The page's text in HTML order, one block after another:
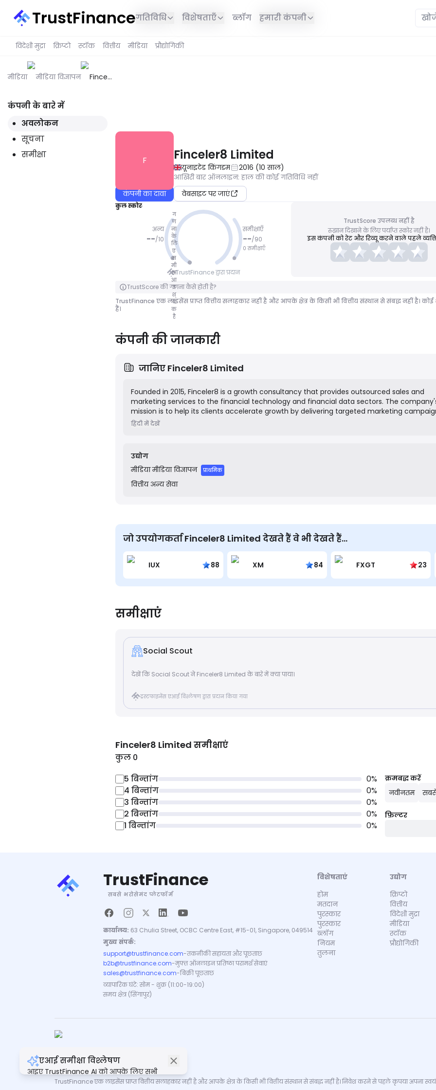
TrustFinanceगतिविधि विशेषताएँ ब्लॉग हमारी कंपनी
विदेशी मुद्रा क्रिप्टो स्टॉक वित्तीय मीडिया प्रौद्योगिकी
मीडिया मीडिया विज्ञापन
Finceler8
कंपनी के बारे में
अवलोकन
सूचना
समीक्षा
F Finceler8 Limited
यूनाइटेड किंगडम 2016 (10 साल)
आखिरी बार ऑनलाइन: हाल की कोई गतिविधि नहीं
कंपनी का दावा
वेबसाइट पर जाएं
कुल स्कोर
अन्य
--/10
ग
ण
ना
के
लि
ए
स
मी
क्षा
आ
व
श्
य
क
है
कोई अंक
नहीं
पलटने के लिए क्लिक करें
समीक्षाएँ
--/90
0 समीक्षाएँ
TrustFinance द्वारा प्रदान
TrustScore उपलब्ध नहीं है
रुझान दिखाने के लिए पर्याप्त स्कोर नहीं है।
इस कंपनी को रेट और रिव्यू करने वाले पहले
TrustScore की गणना कैसे होती है?
TrustFinance एक लाइसेंस प्राप्त वित्तीय सलाहकार नहीं है और आपके क्षेत्र के किसी भी वित्तीय संस्थान से संबद्ध नहीं
हैं।
कंपनी की जानकारी
जानिए Finceler8 Limited
Founded in 2015, Finceler8 is a growth consultancy that provides outsourced sales and
marketing services to the financial technology and financial data sectors. The
mission is to help its clients accelerate growth by delivering targeted marketing
generating qualified leads, and driving sales pipeline opportunities. They combine deep
with financial institutions.
हिंदी में देखें
उद्योग
मीडिया मीडिया विज्ञापन प्राथमिक
वित्तीय अन्य सेवा
जो उपयोगकर्ता Finceler8 Limited देखते हैं वे भी देखते हैं...
IUX 88 XM 84 FXGT 23
समीक्षाएं
Social Scout
देखें कि Social Scout ने Finceler8 Limited के बारे में क्या पाया।
ट्रस्टफाइनेंस एआई विश्लेषण द्वारा प्रदान किया गया
Finceler8 Limited समीक्षाएं
कुल 0
5 बिन्तांग 0%
4 बिन्तांग 0%
3 बिन्तांग 0%
2 बिन्तांग 0%
1 बिन्तांग 0%
क्रमबद्ध करें
नवीनतम
सबसे
फ़िल्टर
एआई समीक्षा विश्लेषण
आइए TrustFinance AI को आपके लिए सभी
समीक्षाओं का सारांश बनाने दें।
TrustFinance
सबसे भरोसेमंद प्लेटफॉर्म
कार्यालय: 63 Chulia Street, OCBC Centre East, #15-01, Singapore, 049514
मुख्य संपर्क:
support@trustfinance.com-तकनीकी सहायता और पूछताछ
b2b@trustfinance.com-मुफ्त ऑनलाइन प्रतिष्ठा परामर्श सेवाएं
sales@trustfinance.com-बिक्री पूछताछ
व्यापारिक घंटे: सोम - शुक्र (11:00-19:00)
समय क्षेत्र (सिंगापुर)
विशेषताएं
होम
मतदान
पुरस्कार
पुरस्कार
ब्लॉग
नियम
तुलना
उद्योग
क्रिप्टो
वित्तीय
विदेशी मुद्रा
मीडिया
स्टॉक
प्रौद्योगिकी
कॉपीराइट © TrustFinance 2026 | V.2.0
TrustFinance एक लाइसेंस प्राप्त वित्तीय सलाहकार नहीं है और आपके क्षेत्र के किसी भी वित्तीय संस्थान से संबद्ध नहीं है। निवेश करने से पहले कृपया अपना